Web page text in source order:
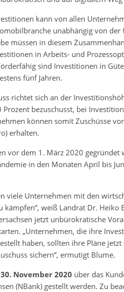
kann von allen
unabhängig von der
müssen in diesem
in Arbeits- und
sind Investitionen in
fünf Jahren.
richtet sich an der
bezuschusst, bei
können somit Zuschüsse
erhalten.
vor dem 1. März 2020 gegründet
in den Monaten April bis
viele Unternehmen mit den
weiß Landrat Dr. Heiko
jetzt unbürokratische
„Unternehmen, die ihre
haben, sollten ihre Pläne
sichern“, ermutigt Blume.
30. November 2020 über das
(NBank) gestellt werden. Zu